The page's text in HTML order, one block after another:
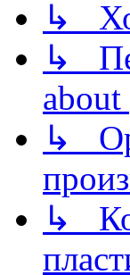
↳
↳
about
↳
↳